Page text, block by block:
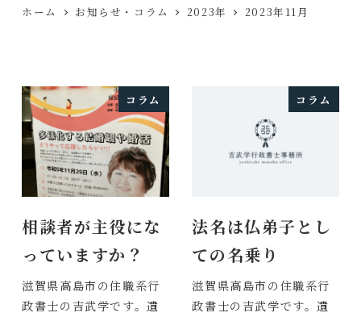
ホーム お知らせ・コラム 2023年 2023年11月
コラム
相談者が主役にな
っていますか？
滋賀県高島市の住職系行
政書士の吉武学です。遺
コラム
法名は仏弟子とし
ての名乗り
滋賀県高島市の住職系行
政書士の吉武学です。遺